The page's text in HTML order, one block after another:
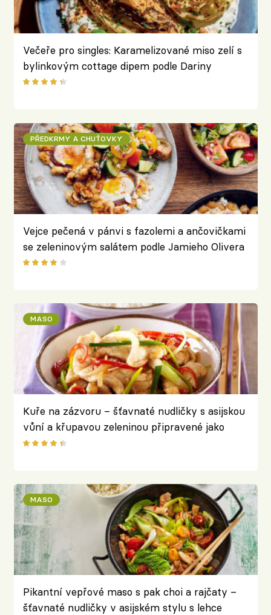
Večeře pro singles: Karamelizované miso zelí s
bylinkovým cottage dipem podle Dariny
Křivánkové
PŘEDKRMY A CHUŤOVKY
Vejce pečená v pánvi s fazolemi a ančovičkami
se zeleninovým salátem podle Jamieho Olivera
MASO
Kuře na zázvoru – šťavnaté nudličky s asijskou
vůní a křupavou zeleninou připravené jako
bleskové stir-fry
MASO
Pikantní vepřové maso s pak choi a rajčaty –
šťavnaté nudličky v asijském stylu s lehce